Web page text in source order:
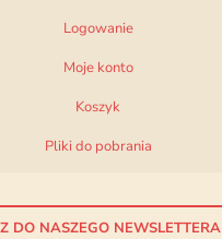
Logowanie
Moje konto
Koszyk
Pliki do pobrania
DO NASZEGO NEWSLETTERA